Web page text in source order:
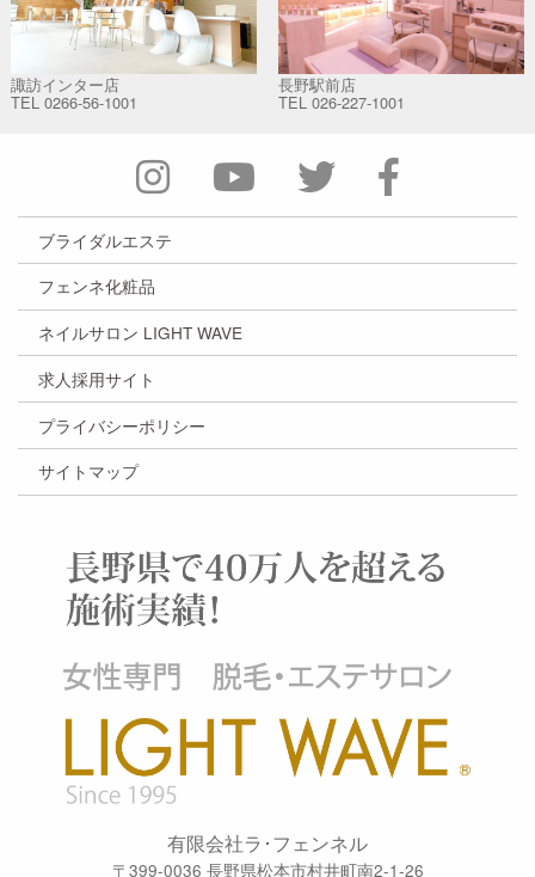
諏訪インター店
TEL 0266-56-1001
長野駅前店
TEL 026-227-1001
有限会社ラ･フェンネル
〒399-0036 長野県松本市村井町南2-1-26
ブライダルエステ
フェンネ化粧品
ネイルサロン LIGHT WAVE
求人採用サイト
プライバシーポリシー
サイトマップ